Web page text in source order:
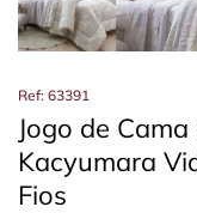
Ref: 63391
Jogo de
Kacyumara
Fios